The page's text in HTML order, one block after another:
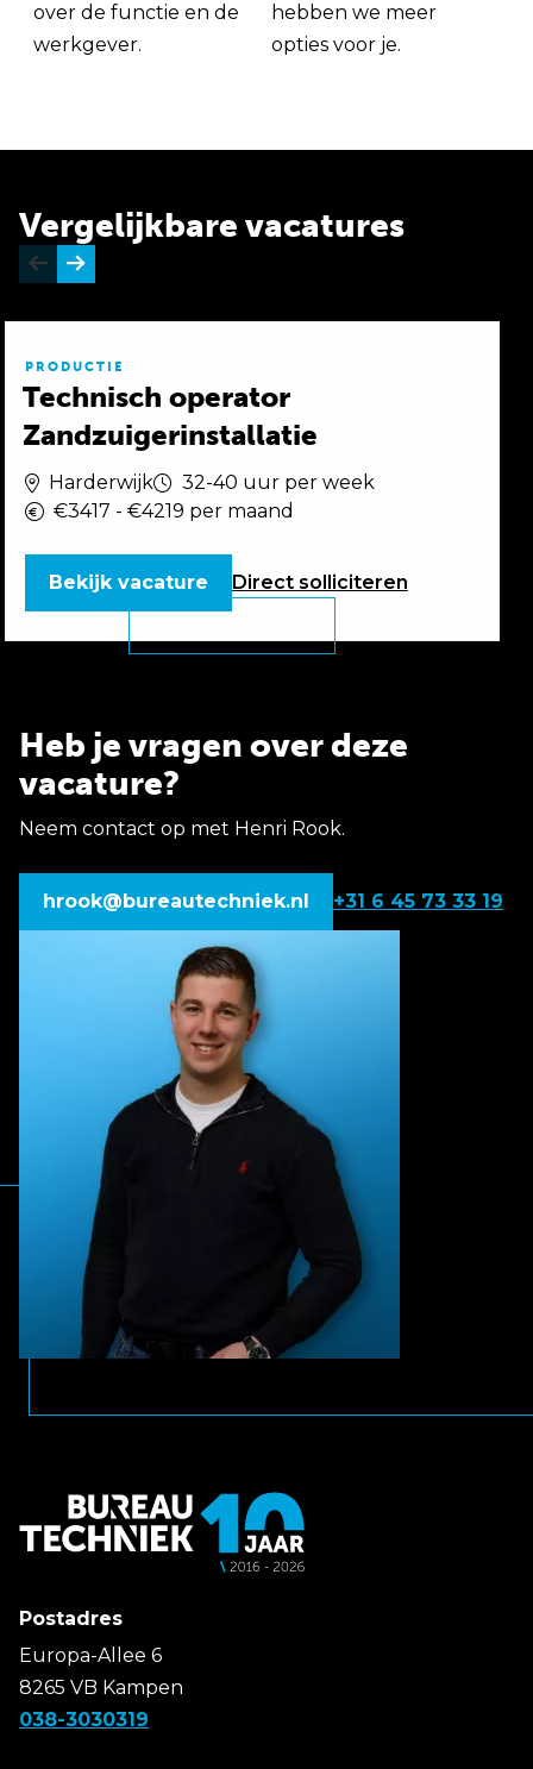
over de functie en de
werkgever.
hebben we meer
opties voor je.
Vergelijkbare vacatures
PRODUCTIE
Technisch operator
Zandzuigerinstallatie
Harderwijk
32-40 uur per week
€3417 - €4219 per maand
Direct solliciteren
Bekijk vacature
Heb je vragen over deze
vacature?
Neem contact op met Henri Rook.
hrook@bureautechniek.nl +31 6 45 73 33 19
Postadres
Europa-Allee 6
8265 VB Kampen
038-3030319